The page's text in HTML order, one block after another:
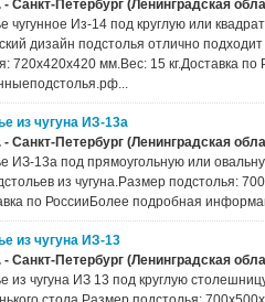
- Санкт-Петербург (Ленинградская
чугунное Из-14 под круглую или
дизайн подстолья отлично
720х420х420 мм.Вес: 15 кг.Доставка
из чугуна ИЗ-13а
- Санкт-Петербург (Ленинградская
ИЗ-13а под прямоугольную или
из чугуна.Размер подстолья:
по РоссииБолее подробная
из чугуна ИЗ-13
- Санкт-Петербург (Ленинградская
из чугуна ИЗ 13 под круглую